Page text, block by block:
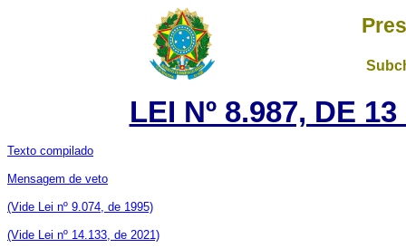
LEI Nº 8.987, DE
Texto compilado
Mensagem de veto
(Vide Lei nº 9.074, de 1995)
(Vide Lei nº 14.133, de 2021)